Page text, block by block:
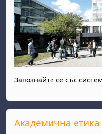
Запознайте се със
Прескочи Академична етика
Академична етика